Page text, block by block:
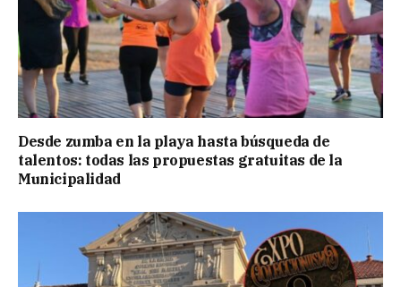
Desde zumba en la playa hasta búsqueda de
talentos: todas las propuestas gratuitas de la
Municipalidad